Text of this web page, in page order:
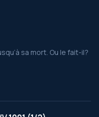
sa mort. Ou le fait-il?